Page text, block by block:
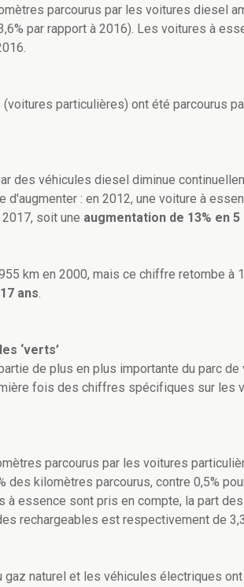
parcourus par les voitures diesel
par rapport à 2016). Les voitures à
particulières) ont été parcourus
des véhicules diesel diminue
: en 2012, une voiture à
soit une augmentation de 13% en 5
km en 2000, mais ce chiffre retombe à
ans.
‘verts’
de plus en plus importante du parc de
fois des chiffres spécifiques sur les
parcourus par les voitures
des kilomètres parcourus, contre 0,5%
à essence sont pris en compte, la part
rechargeables est respectivement de
naturel et les véhicules électriques